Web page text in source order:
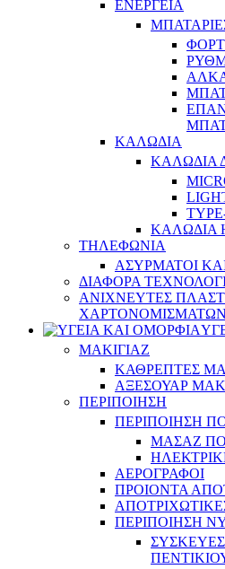
ΕΝΕΡΓΕΙΑ
ΚΑΛΩΔΙΑ
ΚΑΛΩΔΙΑ
ΚΑΛΩΔΙΑ
ΤΗΛΕΦΩΝΙΑ
ΑΣΥΡΜΑΤΟΙ
ΔΙΑΦΟΡΑ
ΑΝΙΧΝΕΥΤΕΣ
ΧΑΡΤΟΝΟΜΙΣΜΑΤΩΝ
ΜΑΚΙΓΙΑΖ
ΚΑΘΡΕΠΤΕΣ
ΑΞΕΣΟΥΑΡ
ΠΕΡΙΠΟΙΗΣΗ
ΠΕΡΙΠΟΙΗΣΗ
ΜΑΣΑΖ
ΑΕΡΟΓΡΑΦΟΙ
ΠΡΟΙΟΝΤΑ
ΠΕΡΙΠΟΙΗΣΗ